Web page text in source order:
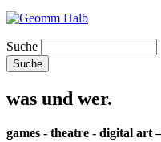
Suche
was und wer.
games - theatre - digital art